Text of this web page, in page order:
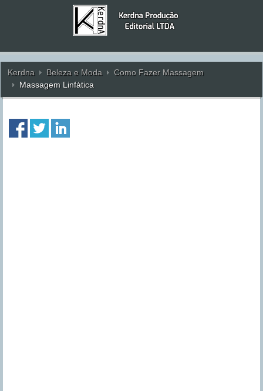
Kerdna Beleza e Moda
Como Fazer Massagem
Massagem Linfática